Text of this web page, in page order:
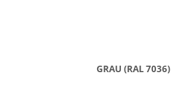
GRAU (RAL 7036)